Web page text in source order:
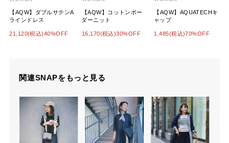
【AQW】ダブルサテンA
ラインドレス
21,120(税込)40%OFF
【AQW】コットンボー
ダーニット
16,170(税込)30%OFF
【AQW】AQUATECHキ
ャップ
1,485(税込)70%OFF
関連SNAPをもっと見る